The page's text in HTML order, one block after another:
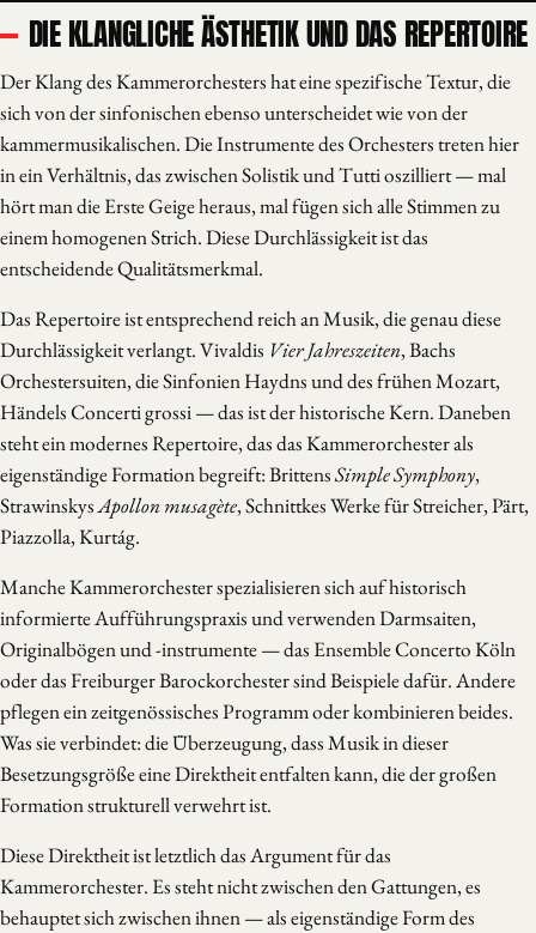
DIE KLANGLICHE ÄSTHETIK UND DAS REPERTOIRE
Der Klang des Kammerorchesters hat eine spezifische Textur, die
sich von der sinfonischen ebenso unterscheidet wie von der
kammermusikalischen. Die Instrumente des Orchesters treten hier
in ein Verhältnis, das zwischen Solistik und Tutti oszilliert — mal
hört man die Erste Geige heraus, mal fügen sich alle Stimmen zu
einem homogenen Strich. Diese Durchlässigkeit ist das
entscheidende Qualitätsmerkmal.
Das Repertoire ist entsprechend reich an Musik, die genau diese
Durchlässigkeit verlangt. Vivaldis Vier Jahreszeiten, Bachs
Orchestersuiten, die Sinfonien Haydns und des frühen Mozart,
Händels Concerti grossi — das ist der historische Kern. Daneben
steht ein modernes Repertoire, das das Kammerorchester als
eigenständige Formation begreift: BrittensSimple Symphony,
StrawinskysApollon musagète, Schnittkes Werke für Streicher, Pärt,
Piazzolla, Kurtág.
Manche Kammerorchester spezialisieren sich auf historisch
informierte Aufführungspraxis und verwenden Darmsaiten,
Originalbögen und -instrumente — das Ensemble Concerto Köln
oder das Freiburger Barockorchester sind Beispiele dafür. Andere
pflegen ein zeitgenössisches Programm oder kombinieren beides.
Was sie verbindet: die Überzeugung, dass Musik in dieser
Besetzungsgröße eine Direktheit entfalten kann, die der großen
Formation strukturell verwehrt ist.
Diese Direktheit ist letztlich das Argument für das
Kammerorchester. Es steht nicht zwischen den Gattungen, es
behauptet sich zwischen ihnen — als eigenständige Form des